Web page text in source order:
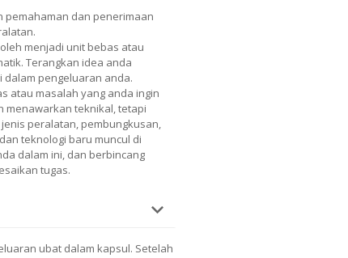
pemahaman dan penerimaan
menjadi unit bebas atau
Terangkan idea anda
pengeluaran anda.
atau masalah yang anda ingin
menawarkan teknikal, tetapi
peralatan, pembungkusan,
teknologi baru muncul di
dalam ini, dan berbincang
tugas.
ubat dalam kapsul. Setelah